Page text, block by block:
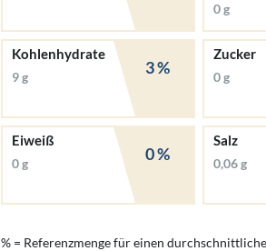
0 g
Kohlenhydrate
9 g 3 %
Zucker
0 g
Eiweiß
0 g 0 %
Salz
0,06 g
% = Referenzmenge für einen